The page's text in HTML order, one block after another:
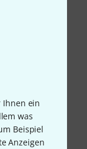
Ihnen ein
was
Beispiel
Anzeigen
Aber
die
man für ein
Fragen,
kaufen
rund
Tipps